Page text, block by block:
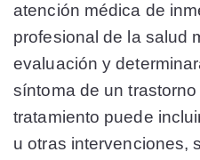
atención médica de
profesional de la salud
evaluación y
síntoma de un
tratamiento puede
u otras intervenciones,